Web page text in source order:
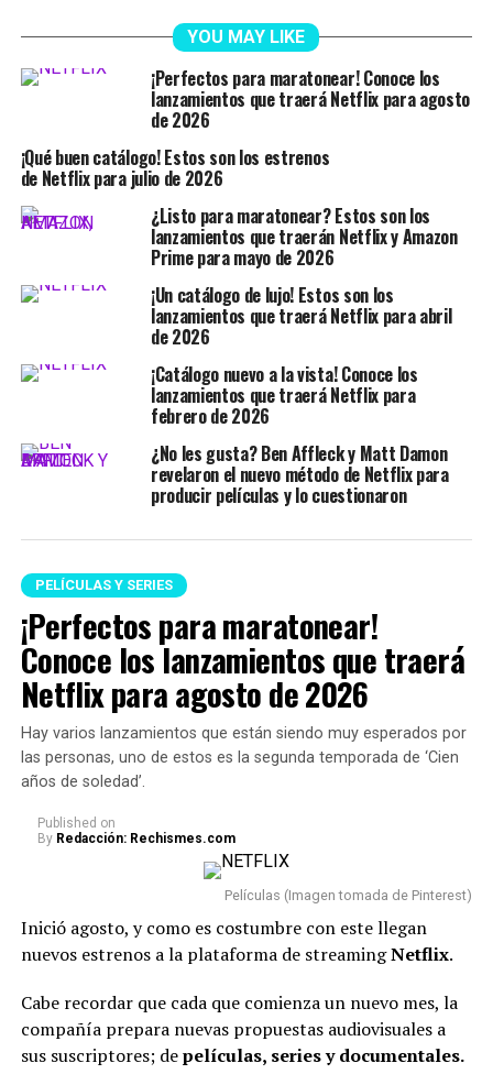
YOU MAY LIKE
¡Perfectos para maratonear! Conoce los
lanzamientos que traerá Netflix para agosto
de 2026
¡Qué buen catálogo! Estos son los estrenos
de Netflix para julio de 2026
¿Listo para maratonear? Estos son los
lanzamientos que traerán Netflix y Amazon
Prime para mayo de 2026
¡Un catálogo de lujo! Estos son los
lanzamientos que traerá Netflix para abril
de 2026
¡Catálogo nuevo a la vista! Conoce los
lanzamientos que traerá Netflix para
febrero de 2026
¿No les gusta? Ben Affleck y Matt Damon
revelaron el nuevo método de Netflix para
producir películas y lo cuestionaron
PELÍCULAS Y SERIES
¡Perfectos para maratonear!
Conoce los lanzamientos que traerá
Netflix para agosto de 2026
Hay varios lanzamientos que están siendo muy esperados por
las personas, uno de estos es la segunda temporada de ‘Cien
años de soledad’.
Published on
By Redacción: Rechismes.com
Películas (Imagen tomada de Pinterest)
Inició agosto, y como es costumbre con este llegan
nuevos estrenos a la plataforma de streamingNetflix.
Cabe recordar que cada que comienza un nuevo mes, la
compañía prepara nuevas propuestas audiovisuales a
sus suscriptores; depelículas, series y documentales.